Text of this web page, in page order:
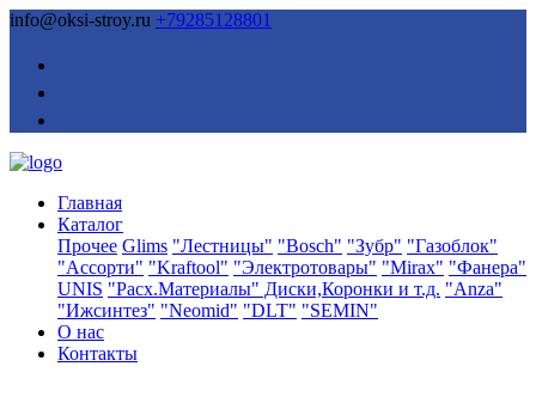
info@oksi-stroy.ru +79285128801
Главная
Каталог
Прочее Glims "Лестницы" "Bosch" "Зубр" "Газоблок"
"Ассорти" "Kraftool" "Электротовары" "Mirax" "Фанера"
UNIS "Расх.Материалы" Диски,Коронки и т.д. "Anza"
"Ижсинтез" "Neomid" "DLT" "SEMIN"
О нас
Контакты